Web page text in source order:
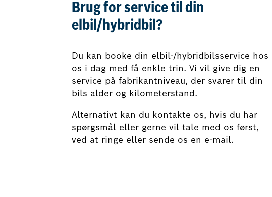
Brug for service til din
elbil/hybridbil?
Du kan booke din elbil-/hybridbilsservice hos
os i dag med få enkle trin. Vi vil give dig en
service på fabrikantniveau, der svarer til din
bils alder og kilometerstand.
Alternativt kan du kontakte os, hvis du har
spørgsmål eller gerne vil tale med os først,
ved at ringe eller sende os en e-mail.